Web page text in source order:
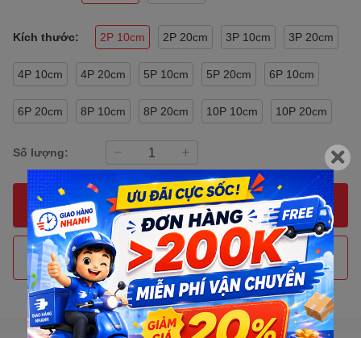
Kích thước: 2P 10cm 2P 20cm 3P 10cm 3P 20cm
4P 10cm 4P 20cm 5P 10cm 5P 20cm 6P 10cm
6P 20cm 8P 10cm 8P 20cm 10P 10cm 10P 20cm
Số lượng:
MUA NGAY
THÊM VÀO GIỎ HÀNG
Gọi đặt mua0907088123 (7:30 - 17:00)